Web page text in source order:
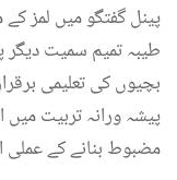
پینل گفتگو میں لمز کے
طیبہ تمیم سمیت
بچیوں کی تعلیمی
پیشہ ورانہ تربیت
مضبوط بنانے کے عملی